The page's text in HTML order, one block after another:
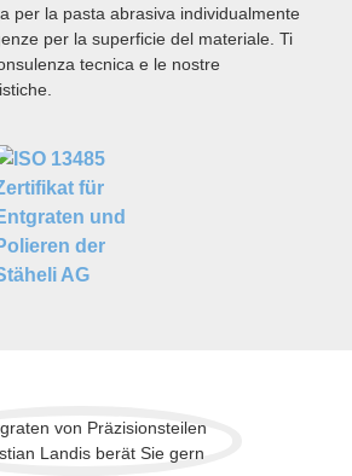
per la pasta abrasiva individualmente
per la superficie del materiale. Ti
tecnica e le nostre